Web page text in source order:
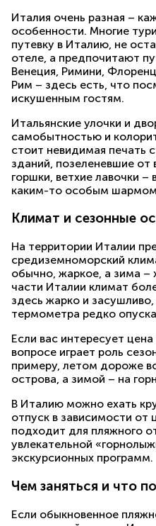
Италия очень разная –
особенности. Многие
путевку в Италию, не
отеле, а предпочитают
Венеция, Римини,
Рим – здесь есть, что
искушенным гостям.
Итальянские улочки и
самобытностью и
стоит невидимая печать
зданий, позеленевшие от
горшки, ветхие лавочки
каким-то особым
Климат и сезонные
На территории Италии
средиземноморский
обычно, жаркое, а зима –
части Италии климат
здесь жарко и
термометра редко
Если вас интересует
вопросе играет роль
примеру, летом дороже
острова, а зимой – на
В Италию можно ехать
отпуск в зависимости от
подходит для пляжного
увлекательной
экскурсионных программ.
Чем заняться и что
Если обыкновенное